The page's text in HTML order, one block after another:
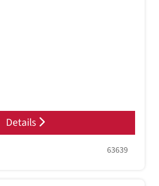
Details
63639